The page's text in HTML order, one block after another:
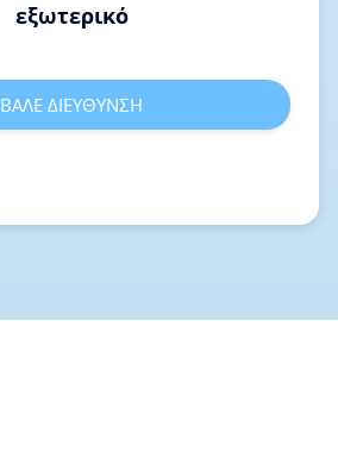
εξωτερικό
ΒΑΛΕ ΔΙΕΥΘΥΝΣΗ